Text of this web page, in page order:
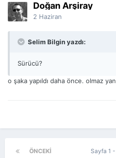
Doğan Arşiray
2 Haziran
Selim Bilgin yazdı:
Sürücü?
o şaka yapıldı daha önce. olmaz
ÖNCEKI Sayfa 1